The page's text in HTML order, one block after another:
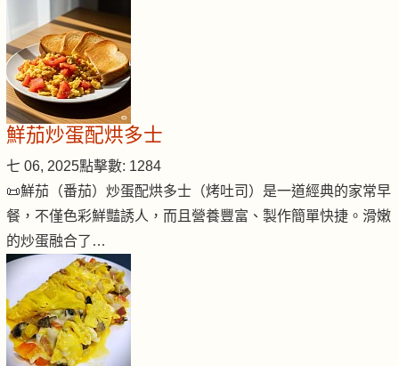
鮮茄炒蛋配烘多士
七 06, 2025點擊數: 1284
📜鮮茄（番茄）炒蛋配烘多士（烤吐司）是一道經典的家常早
餐，不僅色彩鮮豔誘人，而且營養豐富、製作簡單快捷。滑嫩
的炒蛋融合了…